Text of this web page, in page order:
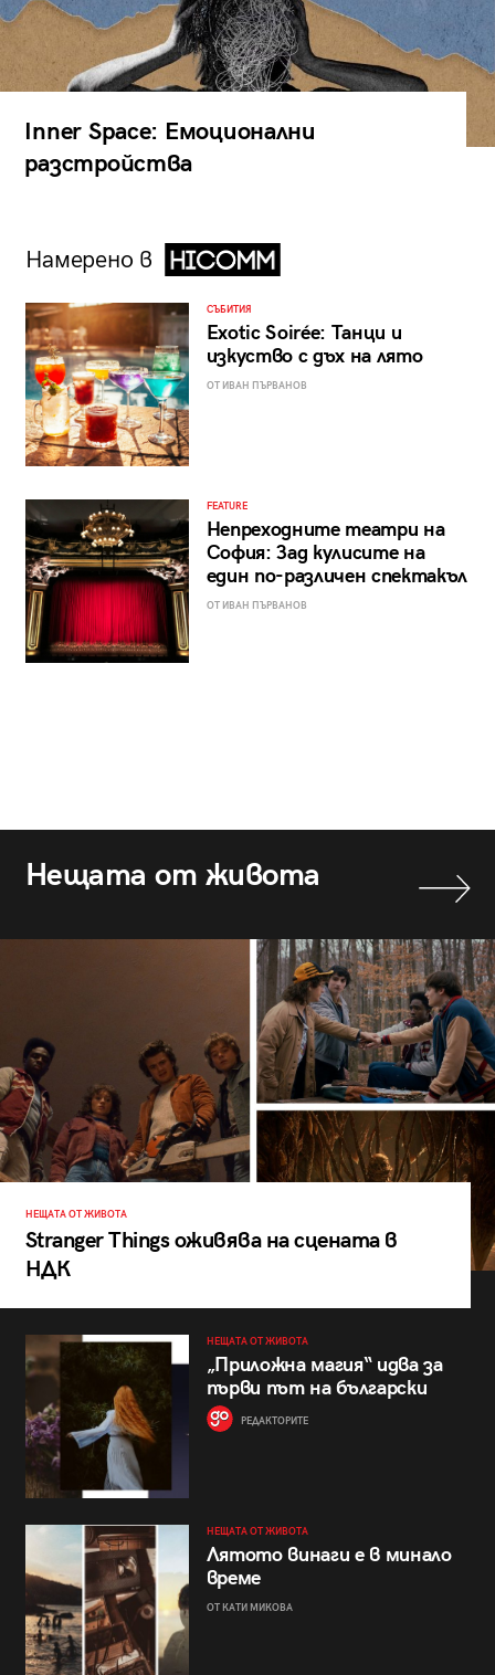
Inner Space: Емоционални
разстройства
Намерено в
СЪБИТИЯ
Exotic Soirée: Танци и
изкуство с дъх на лято
ОТ ИВАН ПЪРВАНОВ
FEATURE
Непреходните театри на
София: Зад кулисите на
един по-различен спектакъл
ОТ ИВАН ПЪРВАНОВ
Нещата от живота
НЕЩАТА ОТ ЖИВОТА
Stranger Things оживява на сцената в
НДК
НЕЩАТА ОТ ЖИВОТА
„Приложна магия“ идва за
първи път на български
РЕДАКТОРИТЕ
НЕЩАТА ОТ ЖИВОТА
Лятото винаги е в минало
време
ОТ КАТИ МИКОВА